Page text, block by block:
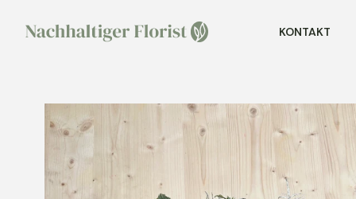
KONTAKT